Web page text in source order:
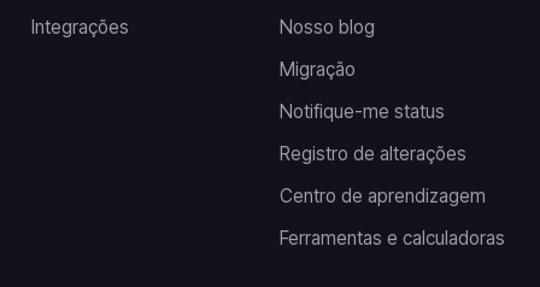
Nosso blog
Migração
Notifique-me status
Registro de alterações
Centro de aprendizagem
Ferramentas e calculadoras
Integrações